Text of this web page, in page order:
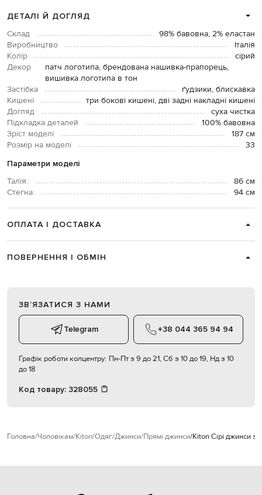
ДЕТАЛІ Й ДОГЛЯД
Склад
98% бавовна, 2% еластан
Виробництво
Італія
Колір
сірий
Декор
патч логотипа, брендована нашивка-прапорець,
вишивка логотипа в тон
Застібка
ґудзики, блискавка
Кишені
три бокові кишені, дві задні накладні кишені
Догляд
суха чистка
Підкладка деталей
100% бавовна
Зріст моделі
187 см
Розмір на моделі
33
Параметри моделі
Талія:
86 см
Стегна:
94 см
ОПЛАТА І ДОСТАВКА
ПОВЕРНЕННЯ І ОБМІН
ЗВʼЯЗАТИСЯ З НАМИ
Telegram +38 044 365 94 94
Графік роботи колцентру: Пн-Пт з 9 до 21, Сб з 10 до 19, Нд з 10
до 18
Код товару: 328055
Головна Чоловікам Kiton Одяг Джинси Прямі джинси Kiton Сірі джинси з